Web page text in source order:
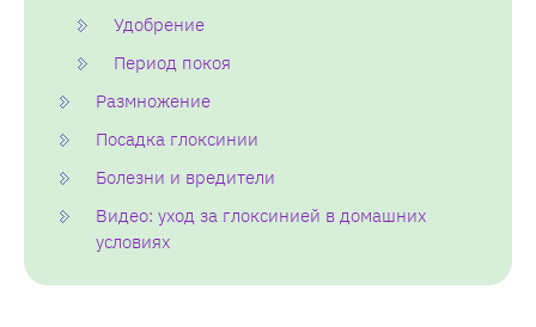
Удобрение
Период покоя
Размножение
Посадка глоксинии
Болезни и вредители
Видео: уход за глоксинией в домашних
условиях